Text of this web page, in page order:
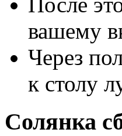
вашему
Через
к столу
Солянка